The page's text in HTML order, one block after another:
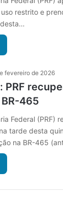
restrito e
fevereiro de 2026
PRF
465
Federal (PRF)
tarde desta
na BR-465